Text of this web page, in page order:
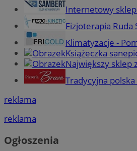
Internetowy
Fizjoterapia Ruda
Klimatyzacje -
Książeczka
Największy sklep
Tradycyjna polska
reklama
reklama
Ogłoszenia